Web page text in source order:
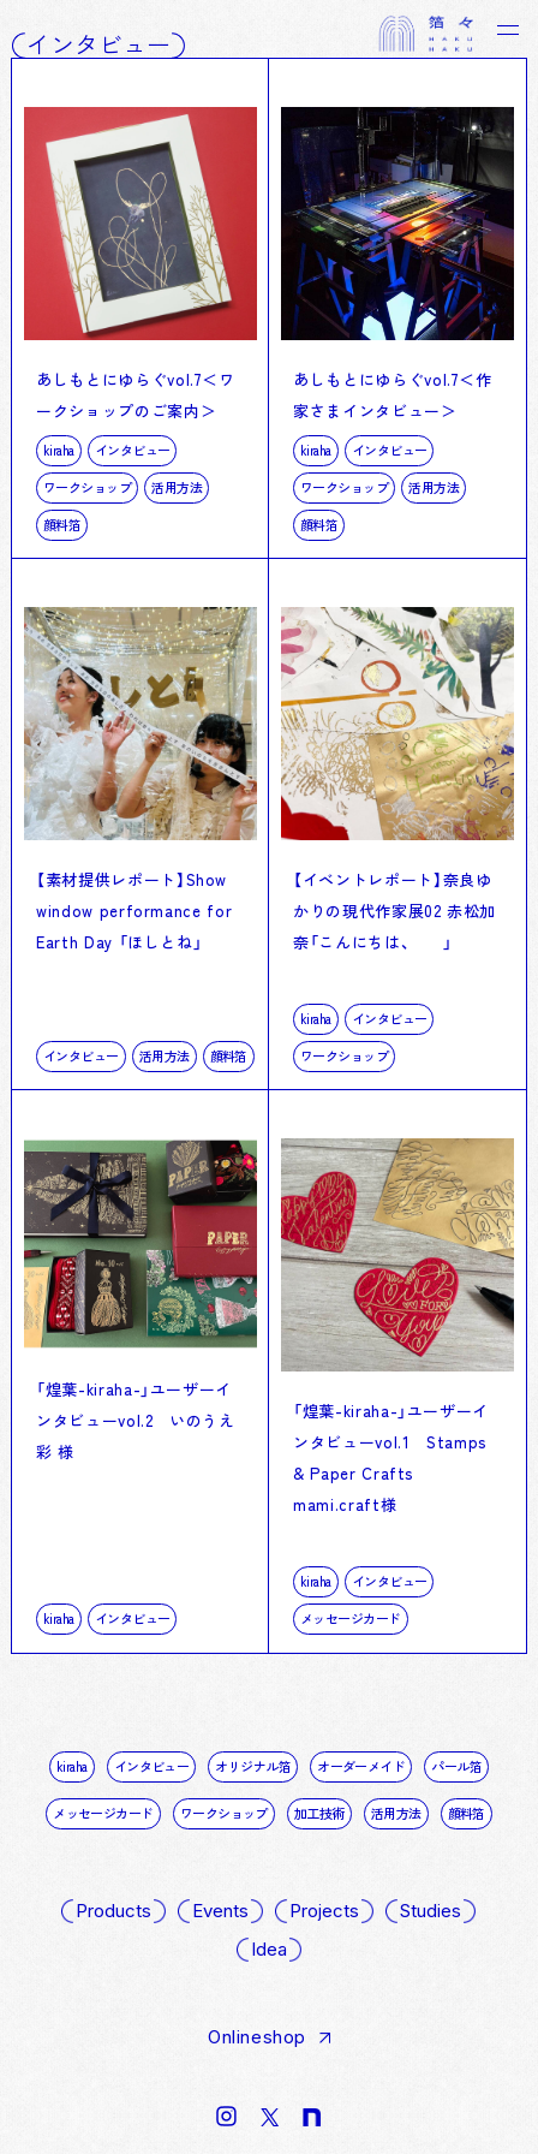
インタビュー
あしもとにゆらぐvol.7＜ワ
ークショップのご案内＞
kiraha
インタビュー
ワークショップ
活用方法
顔料箔
あしもとにゆらぐvol.7＜作
家さまインタビュー＞
kiraha
インタビュー
ワークショップ
活用方法
顔料箔
【素材提供レポート】Show
window performance for
Earth Day 「ほしとね」
インタビュー 活用方法 顔料箔
【イベントレポート】奈良ゆ
かりの現代作家展02 赤松加
奈「こんにちは、 」
kiraha
インタビュー
ワークショップ
「煌葉-kiraha-」ユーザーイ
ンタビューvol.2 いのうえ
彩 様
kiraha インタビュー
「煌葉-kiraha-」ユーザーイ
ンタビューvol.1 Stamps
& Paper Crafts
mami.craft様
kiraha
インタビュー
メッセージカード
kiraha インタビュー オリジナル箔 オーダーメイド パール箔
メッセージカード ワークショップ 加工技術 活用方法 顔料箔
Products Events Projects
Studies
Idea
Onlineshop